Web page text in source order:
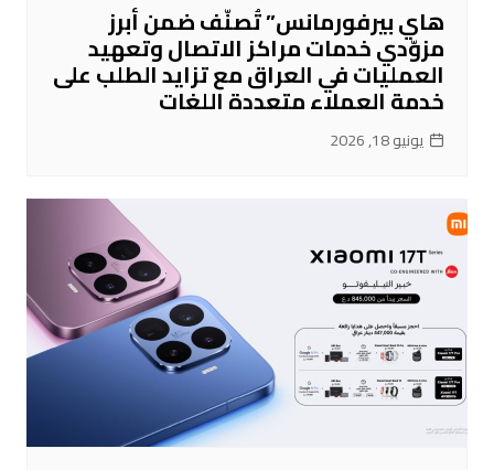
هاي بيرفورمانس” تُصنّف ضمن أبرز
مزوّدي خدمات مراكز الاتصال وتعهيد
العمليات في العراق مع تزايد الطلب على
خدمة العملاء متعددة اللغات
يونيو 18, 2026